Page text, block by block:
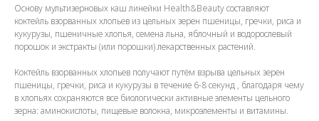
Основу мультизерновых каш линейки Health&Beauty составляют
коктейль взорванных хлопьев из цельных зерен пшеницы, гречки, риса и
кукурузы, пшеничные хлопья, семена льна, яблочный и водорослевый
порошок и экстракты (или порошки) лекарственных растений.
Коктейль взорванных хлопьев получают путём взрыва цельных зерен
пшеницы, гречки, риса и кукурузы в течение 6-8 секунд , благодаря чему
в хлопьях сохраняются все биологически активные элементы цельного
зерна: аминокислоты, пищевые волокна, микроэлементы и витамины.